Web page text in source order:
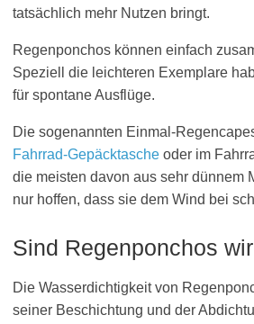
tatsächlich mehr Nutzen bringt.
Regenponchos können einfach
Speziell die leichteren Exemplare
für spontane Ausflüge.
Die sogenannten Einmal-
Fahrrad-Gepäcktasche oder im
die meisten davon aus sehr dünnem
nur hoffen, dass sie dem Wind bei
Sind Regenponchos
Die Wasserdichtigkeit von
seiner Beschichtung und der